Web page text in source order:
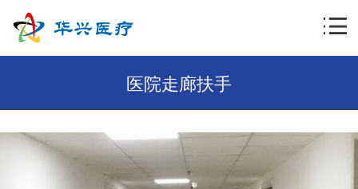
医院走廊扶手